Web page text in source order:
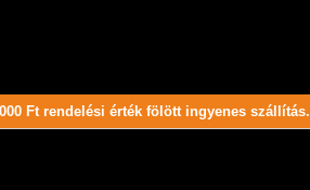
Ft rendelési érték fölött ingyenes szállítás.